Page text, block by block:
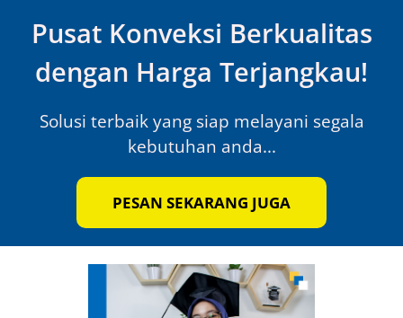
Pusat Konveksi Berkualitas
dengan Harga Terjangkau!
Solusi terbaik yang siap melayani segala
kebutuhan anda...
PESAN SEKARANG JUGA